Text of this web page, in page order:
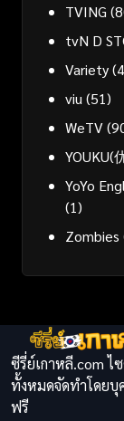
TVING
tvN D
Variety
viu (51)
WeTV
YOUKU(
YoYo
(1)
Zombies
ซีรี่ย์เกาหลี.com ไ
ทั้งหมดจัดทำโดยบุ
ฟรี